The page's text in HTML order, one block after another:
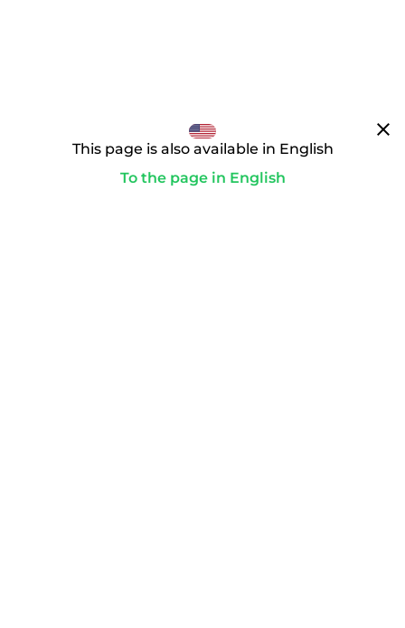
This page is also available in English
To the page in English
clear